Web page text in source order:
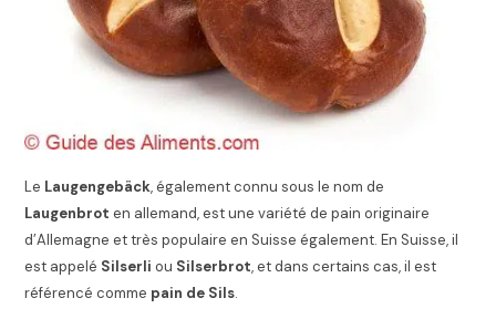
Le Laugengebäck, également connu sous le nom de
Laugenbrot en allemand, est une variété de pain originaire
d’Allemagne et très populaire en Suisse également. En Suisse, il
est appelé Silserli ou Silserbrot, et dans certains cas, il est
référencé comme pain de Sils.